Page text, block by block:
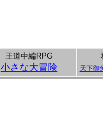
王道中編RPG
小さな大冒険 天下御